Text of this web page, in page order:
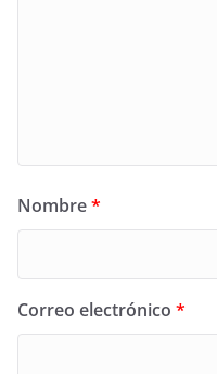
Nombre*
Correo electrónico *